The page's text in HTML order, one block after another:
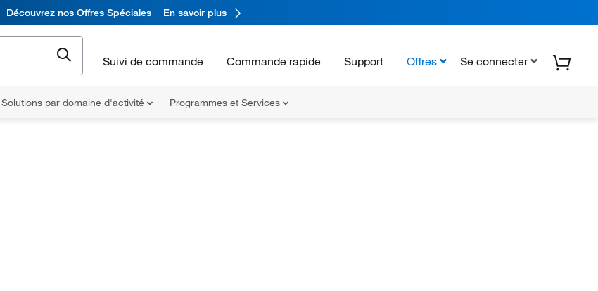
Découvrez nos Offres Spéciales En savoir plus
Suivi de commande Commande rapide Support Offres Se connecter
Solutions par domaine d'activité Programmes et Services